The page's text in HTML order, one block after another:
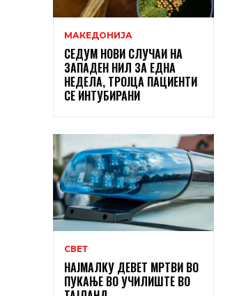
МАКЕДОНИЈА
СЕДУМ НОВИ СЛУЧАИ НА
ЗАПАДЕН НИЛ ЗА ЕДНА
НЕДЕЛА, ТРОЈЦА ПАЦИЕНТИ
СЕ ИНТУБИРАНИ
СВЕТ
НАЈМАЛКУ ДЕВЕТ МРТВИ ВО
ПУКАЊЕ ВО УЧИЛИШТЕ ВО